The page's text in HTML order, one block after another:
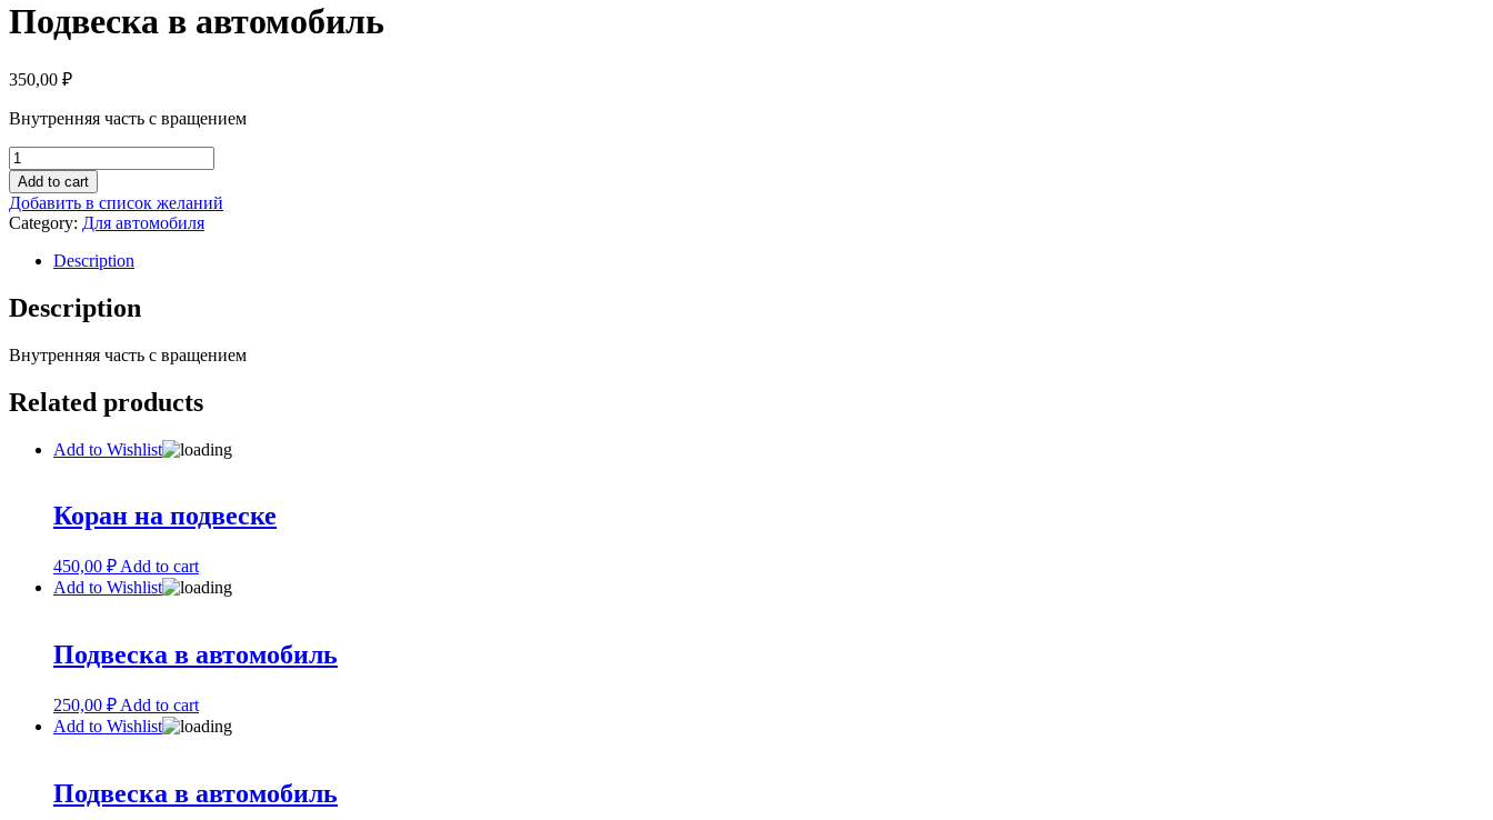
Подвеска в автомобиль
350,00 ₽
Внутренняя часть с вращением
Подвеска
в
автомобиль
quantity
Add to cart
Добавить в список желаний
Category: Для автомобиля
Description
Description
Внутренняя часть с вращением
Related products
Add to Wishlist
Коран на подвеске
450,00 ₽ Add to cart
Add to Wishlist
Подвеска в автомобиль
250,00 ₽ Add to cart
Add to Wishlist
Подвеска в автомобиль